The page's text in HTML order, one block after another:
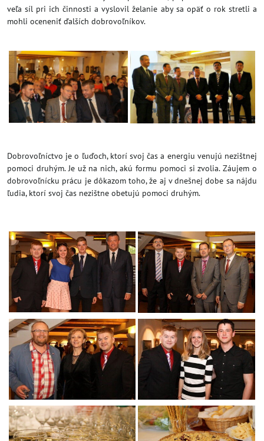
veľa síl pri ich činnosti a vyslovil želanie aby sa opäť o rok stretli a
mohli oceneniť ďalších dobrovoľníkov.
Dobrovoľníctvo je o ľuďoch, ktorí svoj čas a energiu venujú nezištnej
pomoci druhým. Je už na nich, akú formu pomoci si zvolia. Záujem o
dobrovoľnícku prácu je dôkazom toho, že aj v dnešnej dobe sa nájdu
ľudia, ktorí svoj čas nezištne obetujú pomoci druhým.